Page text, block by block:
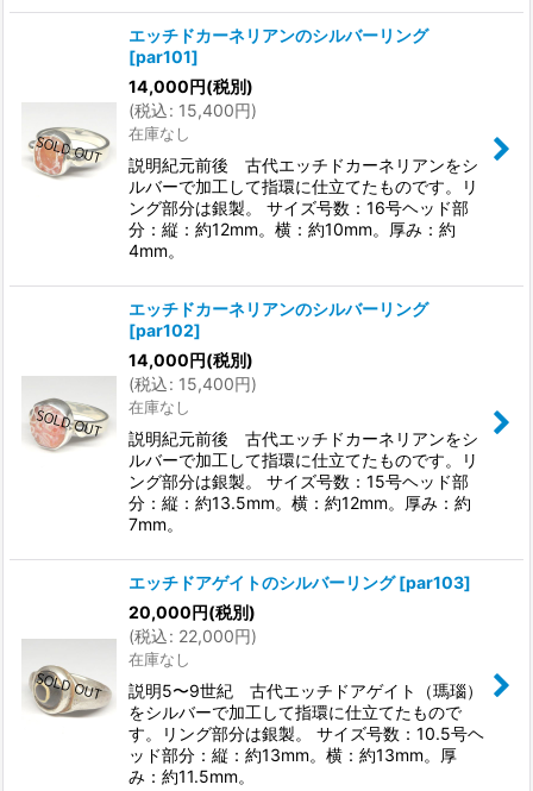
エッチドカーネリアンのシルバーリング
[par101]
14,000円(税別)
(税込: 15,400円)
在庫なし
説明紀元前後 古代エッチドカーネリアンをシ
ルバーで加工して指環に仕立てたものです。リ
ング部分は銀製。 サイズ号数：16号ヘッド部
分：縦：約12mm。横：約10mm。厚み：約
4mm。
エッチドカーネリアンのシルバーリング
[par102]
14,000円(税別)
(税込: 15,400円)
在庫なし
説明紀元前後 古代エッチドカーネリアンをシ
ルバーで加工して指環に仕立てたものです。リ
ング部分は銀製。 サイズ号数：15号ヘッド部
分：縦：約13.5mm。横：約12mm。厚み：約
7mm。
エッチドアゲイトのシルバーリング [par103]
20,000円(税別)
(税込: 22,000円)
在庫なし
説明5〜9世紀 古代エッチドアゲイト（瑪瑙）
をシルバーで加工して指環に仕立てたもので
す。リング部分は銀製。 サイズ号数：10.5号ヘ
ッド部分：縦：約13mm。横：約13mm。厚
み：約11.5mm。